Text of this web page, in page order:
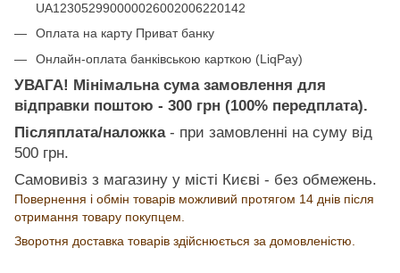
UA123052990000026002006220142
Оплата на карту Приват банку
Онлайн-оплата банківською карткою (LiqPay)
УВАГА! Мінімальна сума замовлення для
відправки поштою - 300 грн (100% передплата).
Післяплата/наложка- при замовленні на суму від
500 грн.
Самовивіз з магазину у місті Києві - без обмежень.
Повернення і обмін товарів можливий протягом 14 днів після
отримання товару покупцем.
Зворотня доставка товарів здійснюється за домовленістю.